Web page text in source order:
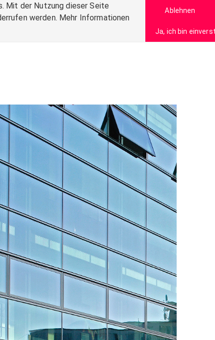
Mit der Nutzung dieser Seite
werden. Mehr Informationen
Ablehnen
Ja, ich bin